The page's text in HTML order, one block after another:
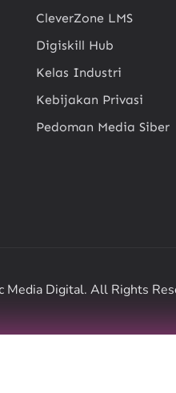
CleverZone LMS
Digiskill Hub
Kelas Industri
Kebijakan Privasi
Pedoman Media Siber
Digital. All Rights